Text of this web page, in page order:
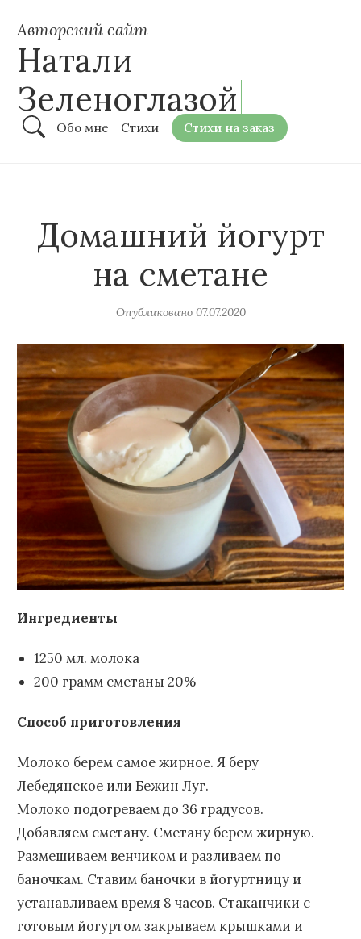
Авторский сайт
Натали
Зеленоглазой
Обо мне Стихи Стихи на заказ
Домашний йогурт
на сметане
Опубликовано 07.07.2020
Ингредиенты
1250 мл. молока
200 грамм сметаны 20%
Способ приготовления
Молоко берем самое жирное. Я беру
Лебедянское или Бежин Луг.
Молоко подогреваем до 36 градусов.
Добавляем сметану. Сметану берем жирную.
Размешиваем венчиком и разливаем по
баночкам. Ставим баночки в йогуртницу и
устанавливаем время 8 часов. Стаканчики с
готовым йогуртом закрываем крышками и